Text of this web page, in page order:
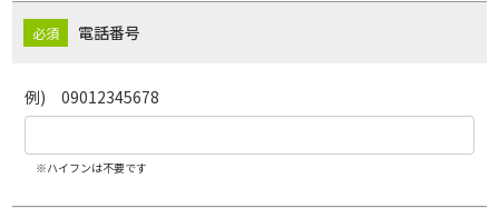
電話番号
例) 09012345678
※ハイフンは不要です